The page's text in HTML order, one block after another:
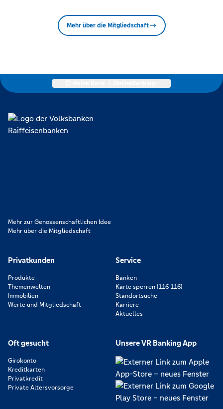
Mehr über die Mitgliedschaft
Mehr zur Genossenschaftlichen Idee
Mehr über die Mitgliedschaft
Privatkunden
Produkte
Themenwelten
Immobilien
Werte und Mitgliedschaft
Service
Banken
Karte sperren (116 116)
Standortsuche
Karriere
Aktuelles
Oft gesucht
Girokonto
Kreditkarten
Privatkredit
Private Altersvorsorge
Unsere VR Banking App